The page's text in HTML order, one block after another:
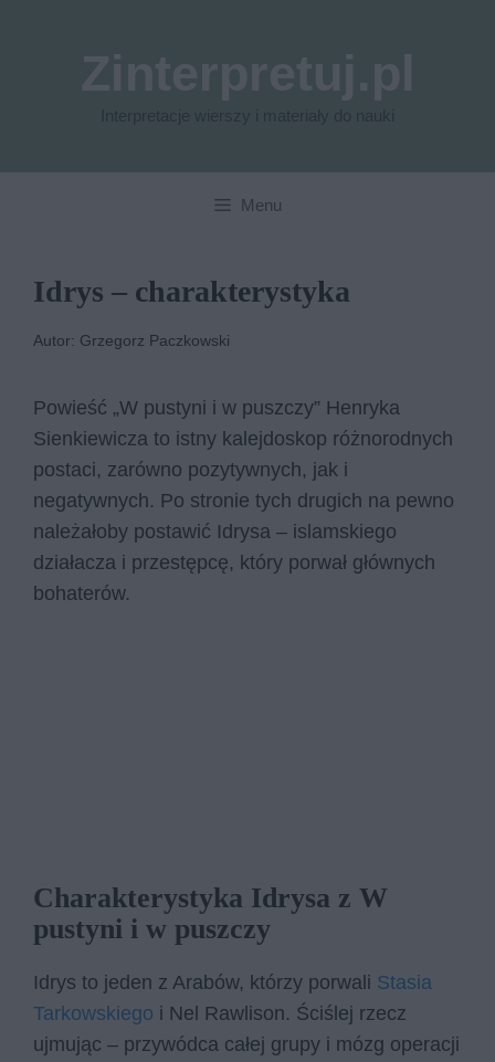
Menu
Idrys – charakterystyka
Autor: Grzegorz Paczkowski
Powieść „W pustyni i w puszczy” Henryka
Sienkiewicza to istny kalejdoskop różnorodnych
postaci, zarówno pozytywnych, jak i
negatywnych. Po stronie tych drugich na pewno
należałoby postawić Idrysa – islamskiego
działacza i przestępcę, który porwał głównych
bohaterów.
Charakterystyka Idrysa z W
pustyni i w puszczy
Idrys to jeden z Arabów, którzy porwali Stasia
Tarkowskiego i Nel Rawlison. Ściślej rzecz
ujmując – przywódca całej grupy i mózg operacji